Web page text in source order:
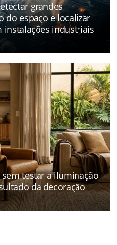
grandes
do espaço e localizar
instalações industriais
testar a iluminação
da decoração